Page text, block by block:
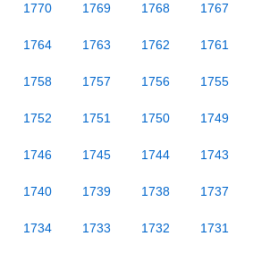
1770 1769 1768 1767
1764 1763 1762 1761
1758 1757 1756 1755
1752 1751 1750 1749
1746 1745 1744 1743
1740 1739 1738 1737
1734 1733 1732 1731